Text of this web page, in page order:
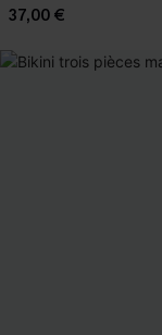
37,00 €